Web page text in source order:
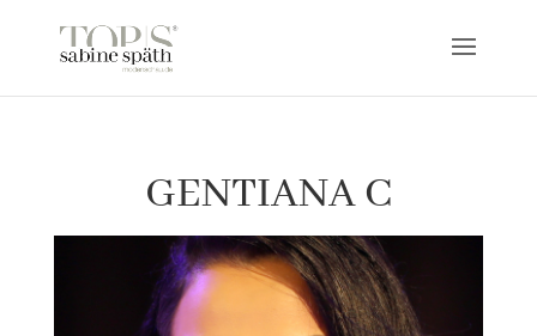
GENTIANA C